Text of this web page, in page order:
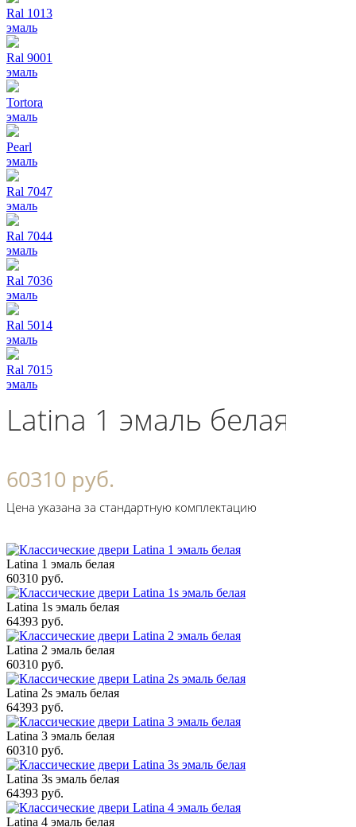
Ral 1013
эмаль
Ral 9001
эмаль
Tortora
эмаль
Pearl
эмаль
Ral 7047
эмаль
Ral 7044
эмаль
Ral 7036
эмаль
Ral 5014
эмаль
Ral 7015
эмаль
Latina 1 эмаль белая
60310 руб.
Цена указана за стандартную комплектацию
Latina 1 эмаль белая
60310 руб.
Latina 1s эмаль белая
64393 руб.
Latina 2 эмаль белая
60310 руб.
Latina 2s эмаль белая
64393 руб.
Latina 3 эмаль белая
60310 руб.
Latina 3s эмаль белая
64393 руб.
Latina 4 эмаль белая